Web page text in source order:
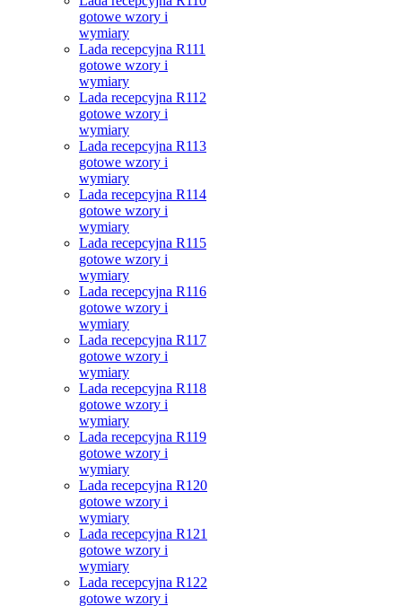
gotowe wzory i
wymiary
Lada recepcyjna R111
gotowe wzory i
wymiary
Lada recepcyjna R112
gotowe wzory i
wymiary
Lada recepcyjna R113
gotowe wzory i
wymiary
Lada recepcyjna R114
gotowe wzory i
wymiary
Lada recepcyjna R115
gotowe wzory i
wymiary
Lada recepcyjna R116
gotowe wzory i
wymiary
Lada recepcyjna R117
gotowe wzory i
wymiary
Lada recepcyjna R118
gotowe wzory i
wymiary
Lada recepcyjna R119
gotowe wzory i
wymiary
Lada recepcyjna R120
gotowe wzory i
wymiary
Lada recepcyjna R121
gotowe wzory i
wymiary
Lada recepcyjna R122
gotowe wzory i